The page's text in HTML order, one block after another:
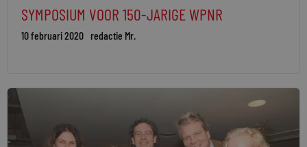
SYMPOSIUM VOOR 150-JARIGE WPNR
10 februari 2020 redactie Mr.